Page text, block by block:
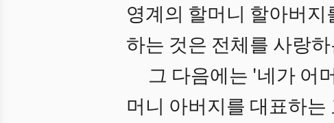
영계의 할머니 할아버
하는 것은 전체를 사랑
그 다음에는 '네가 어
머니 아버지를 대표하